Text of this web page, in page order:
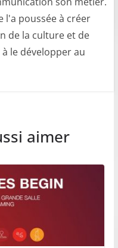
l'a poussée à créer
de la culture et de
le développer au
aimer